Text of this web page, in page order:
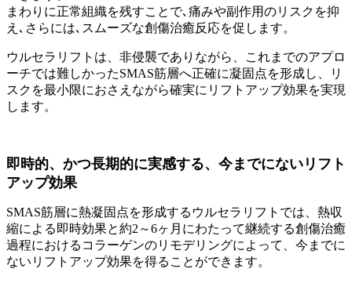
まわりに正常組織を残すことで､痛みや副作用のリスクを抑
え､さらには､スムーズな創傷治癒反応を促します。
ウルセラリフトは、非侵襲でありながら、これまでのアプロ
ーチでは難しかったSMAS筋層へ正確に凝固点を形成し、リ
スクを最小限におさえながら確実にリフトアップ効果を実現
します。
即時的、かつ長期的に実感する、今までにないリフト
アップ効果
SMAS筋層に熱凝固点を形成するウルセラリフトでは、熱収
縮による即時効果と約2～6ヶ月にわたって継続する創傷治癒
過程におけるコラーゲンのリモデリングによって、今までに
ないリフトアップ効果を得ることができます。